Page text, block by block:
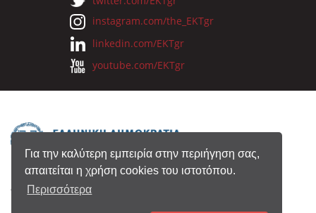
Για την καλύτερη εμπειρία στην περιήγηση σας,
απαιτείται η χρήση cookies του ιστοτόπου.
Περισσότερα
instagram.com/the_EKTgr
linkedin.com/EKTgr
youtube.com/EKTgr
© 2026 Eθνικό Κέντρο Τεκμηρίωσης